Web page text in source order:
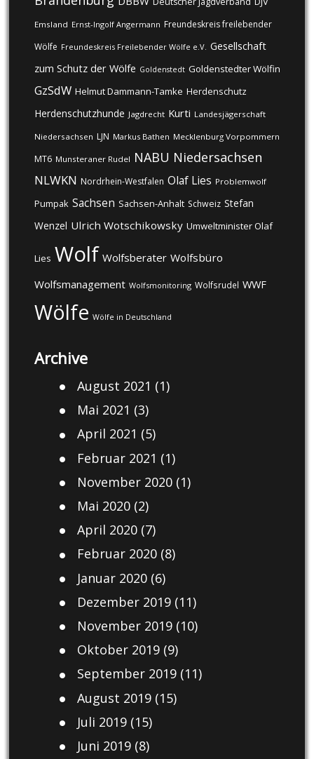
Emsland Ernst-Ingolf Angermann Freundeskreis freilebender
Wölfe Freundeskreis Freilebender Wölfe e.V. Gesellschaft
zum Schutz der Wölfe Goldenstedt Goldenstedter Wölfin
GzSdW Helmut Dammann-Tamke Herdenschutz
Herdenschutzhunde Jagdrecht Kurti Landesjägerschaft
Niedersachsen LJN Markus Bathen Mecklenburg Vorpommern
MT6 Munsteraner Rudel NABU Niedersachsen
NLWKN Nordrhein-Westfalen Olaf Lies Problemwolf
Pumpak Sachsen Sachsen-Anhalt Schweiz Stefan
Wenzel Ulrich Wotschikowsky Umweltminister Olaf
Lies Wolf Wolfsberater Wolfsbüro
Wolfsmanagement Wolfsmonitoring Wolfsrudel WWF
Wölfe Wölfe in Deutschland
Archive
August 2021 (1)
Mai 2021 (3)
April 2021 (5)
Februar 2021 (1)
November 2020(1)
Mai 2020(2)
April 2020(7)
Februar 2020(8)
Januar 2020(6)
Dezember 2019(11)
November 2019(10)
Oktober 2019(9)
September 2019(11)
August 2019(15)
Juli 2019(15)
Juni 2019(8)